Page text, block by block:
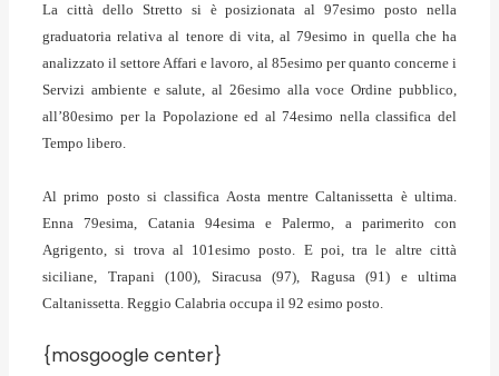
La città dello Stretto si è posizionata al 97esimo posto nella
graduatoria relativa al tenore di vita, al 79esimo in quella che ha
analizzato il settore Affari e lavoro, al 85esimo per quanto concerne i
Servizi ambiente e salute, al 26esimo alla voce Ordine pubblico,
all’80esimo per la Popolazione ed al 74esimo nella classifica del
Tempo libero.
Al primo posto si classifica Aosta mentre Caltanissetta è ultima.
Enna 79esima, Catania 94esima e Palermo, a parimerito con
Agrigento, si trova al 101esimo posto. E poi, tra le altre città
siciliane, Trapani (100), Siracusa (97), Ragusa (91) e ultima
Caltanissetta. Reggio Calabria occupa il 92 esimo posto.
{mosgoogle center}